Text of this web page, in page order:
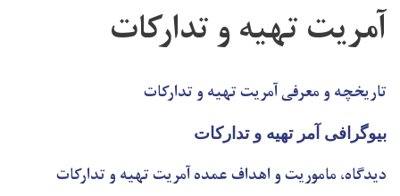
آمریت تهیه و تدارکات
تاریخچه و معرفی آمریت تهیه و تدارکات
بیوگرافی آمر تهیه و تدارکات
دیدگاه، ماموریت و اهداف عمده آمریت تهیه و تدارکات